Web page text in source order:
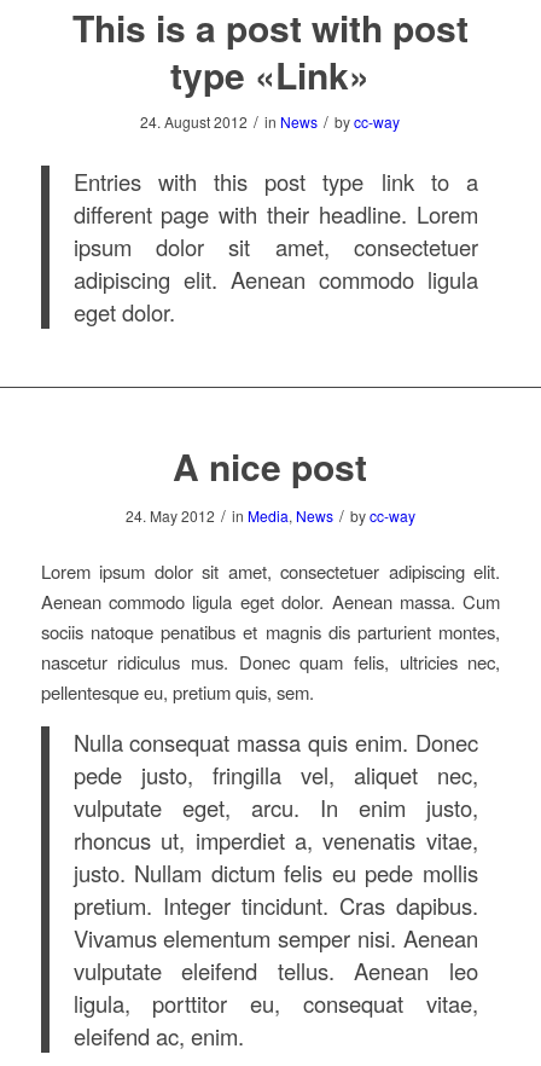
This is a post with post
type «Link»
24. August 2012 / in News / bycc-way
Entries with this post type link to a
different page with their headline. Lorem
ipsum dolor sit amet, consectetuer
adipiscing elit. Aenean commodo ligula
eget dolor.
A nice post
24. May 2012 / in Media, News / bycc-way
Lorem ipsum dolor sit amet, consectetuer adipiscing elit.
Aenean commodo ligula eget dolor. Aenean massa. Cum
sociis natoque penatibus et magnis dis parturient montes,
nascetur ridiculus mus. Donec quam felis, ultricies nec,
pellentesque eu, pretium quis, sem.
Nulla consequat massa quis enim. Donec
pede justo, fringilla vel, aliquet nec,
vulputate eget, arcu. In enim justo,
rhoncus ut, imperdiet a, venenatis vitae,
justo. Nullam dictum felis eu pede mollis
pretium. Integer tincidunt. Cras dapibus.
Vivamus elementum semper nisi. Aenean
vulputate eleifend tellus. Aenean leo
ligula, porttitor eu, consequat vitae,
eleifend ac, enim.